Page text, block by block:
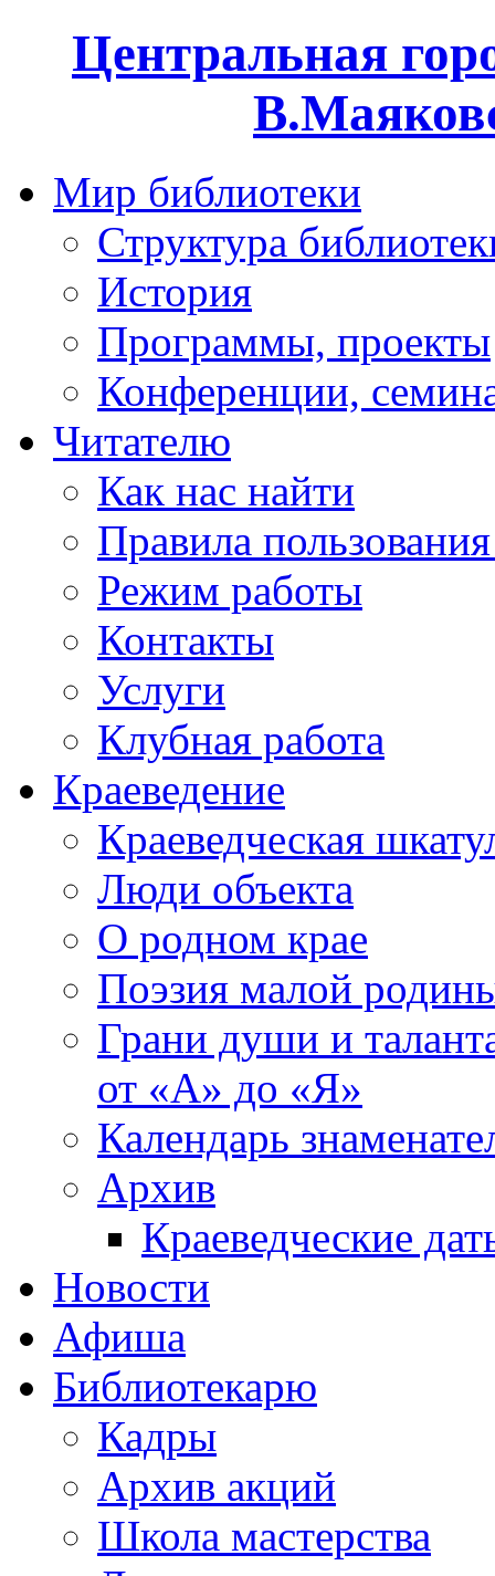
Центральная
Мир библиотеки
Структура
История
Программы, проекты
Конференции,
Читателю
Как нас найти
Правила
Режим работы
Контакты
Услуги
Клубная работа
Краеведение
Краеведческая
Люди объекта
О родном крае
Поэзия малой
Грани души и
от «А» до «Я»
Календарь
Архив
Краеведческие
Новости
Афиша
Библиотекарю
Кадры
Архив акций
Школа мастерства